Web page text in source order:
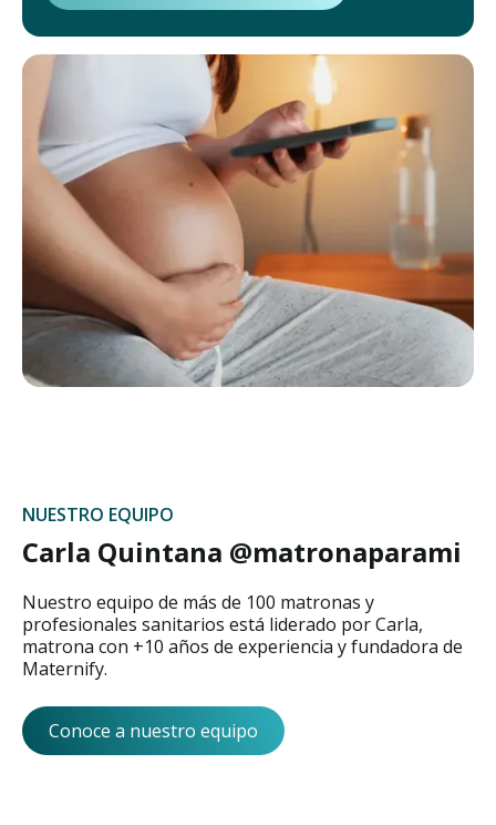
NUESTRO EQUIPO
Carla Quintana @matronaparami
Nuestro equipo de más de 100 matronas y
profesionales sanitarios está liderado por Carla,
matrona con +10 años de experiencia y fundadora de
Maternify.
Conoce a nuestro equipo